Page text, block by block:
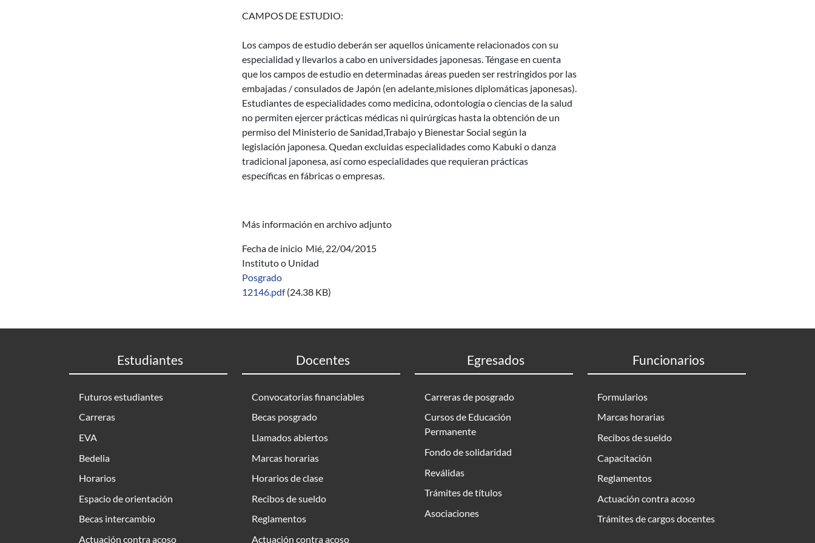
CAMPOS DE ESTUDIO:
Los campos de estudio deberán ser aquellos únicamente relacionados con su
especialidad y llevarlos a cabo en universidades japonesas. Téngase en cuenta
que los campos de estudio en determinadas áreas pueden ser restringidos por las
embajadas / consulados de Japón (en adelante,misiones diplomáticas japonesas).
Estudiantes de especialidades como medicina, odontología o ciencias de la salud
no permiten ejercer prácticas médicas ni quirúrgicas hasta la obtención de un
permiso del Ministerio de Sanidad,Trabajo y Bienestar Social según la
legislación japonesa. Quedan excluidas especialidades como Kabuki o danza
tradicional japonesa, así como especialidades que requieran prácticas
específicas en fábricas o empresas.
Más información en archivo adjunto
Fecha de inicio Mié, 22/04/2015
Instituto o Unidad
Posgrado
12146.pdf (24.38 KB)
Estudiantes
Futuros estudiantes
Carreras
EVA
Bedelia
Horarios
Espacio de orientación
Becas intercambio
Actuación contra acoso
Docentes
Convocatorias financiables
Becas posgrado
Llamados abiertos
Marcas horarias
Horarios de clase
Recibos de sueldo
Reglamentos
Actuación contra acoso
Egresados
Carreras de posgrado
Cursos de Educación
Permanente
Fondo de solidaridad
Reválidas
Trámites de títulos
Asociaciones
Funcionarios
Formularios
Marcas horarias
Recibos de sueldo
Capacitación
Reglamentos
Actuación contra acoso
Trámites de cargos docentes